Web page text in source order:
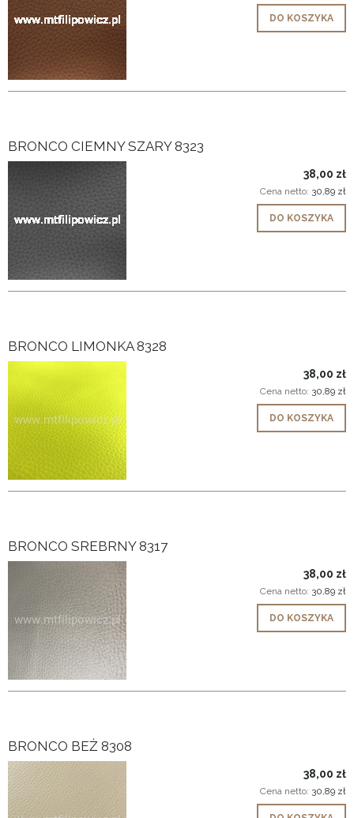
DO KOSZYKA
BRONCO CIEMNY SZARY 8323
38,00 zł
Cena netto: 30,89 zł
DO KOSZYKA
BRONCO LIMONKA 8328
38,00 zł
Cena netto: 30,89 zł
DO KOSZYKA
BRONCO SREBRNY 8317
38,00 zł
Cena netto: 30,89 zł
DO KOSZYKA
BRONCO BEŻ 8308
38,00 zł
Cena netto: 30,89 zł